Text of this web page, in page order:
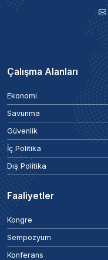
Çalışma Alanları
Ekonomi
Savunma
Güvenlik
İç Politika
Dış Politika
Faaliyetler
Kongre
Sempozyum
Konferans